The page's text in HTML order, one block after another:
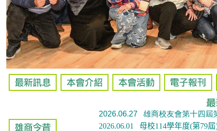
2026.06.27 雄商校友會第十四屆
2026.06.01 母校114學年度(第79屆